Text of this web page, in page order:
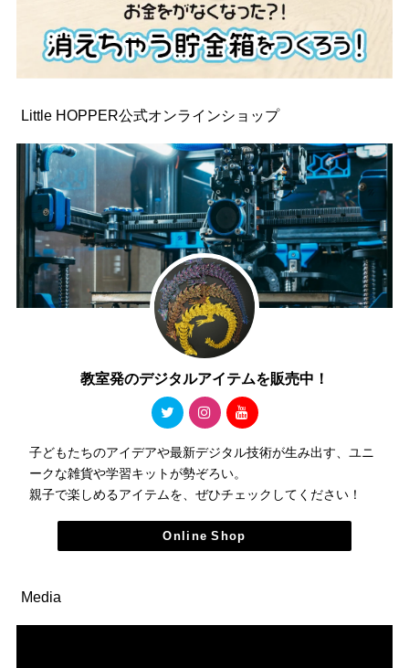
Little HOPPER公式オンラインショップ
教室発のデジタルアイテムを販売中！
子どもたちのアイデアや最新デジタル技術が生み出す、ユニ
ークな雑貨や学習キットが勢ぞろい。
親子で楽しめるアイテムを、ぜひチェックしてください！
Online Shop
Media